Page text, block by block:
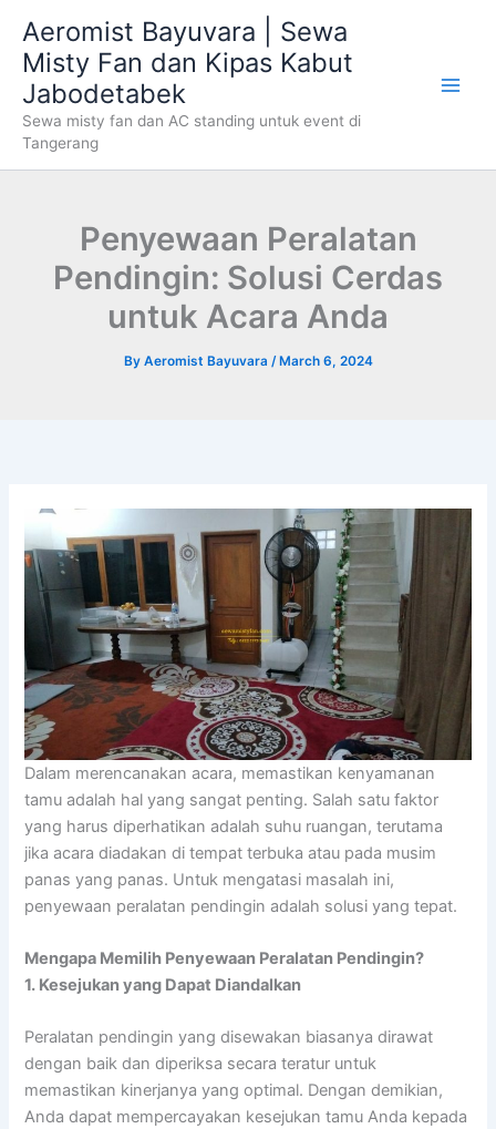
content
Aeromist Bayuvara | Sewa
Misty Fan dan Kipas Kabut
Jabodetabek
Sewa misty fan dan AC standing untuk event di
Tangerang
Penyewaan Peralatan
Pendingin: Solusi Cerdas
untuk Acara Anda
By Aeromist Bayuvara / March 6, 2024
Dalam merencanakan acara, memastikan kenyamanan
tamu adalah hal yang sangat penting. Salah satu faktor
yang harus diperhatikan adalah suhu ruangan, terutama
jika acara diadakan di tempat terbuka atau pada musim
panas yang panas. Untuk mengatasi masalah ini,
penyewaan peralatan pendingin adalah solusi yang tepat.
Mengapa Memilih Penyewaan Peralatan Pendingin?
1. Kesejukan yang Dapat Diandalkan
Peralatan pendingin yang disewakan biasanya dirawat
dengan baik dan diperiksa secara teratur untuk
memastikan kinerjanya yang optimal. Dengan demikian,
Anda dapat mempercayakan kesejukan tamu Anda kepada